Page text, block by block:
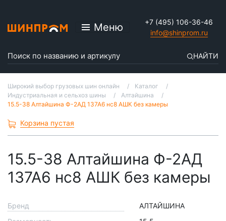
Меню
+7 (495) 106-36-46
info@shinprom.ru
НАЙТИ
Широкий выбор грузовых шин онлайн
Каталог
Индустриальная и сельхоз шины
Алтайшина
15.5-38 Алтайшина Ф-2АД 137А6 нс8 АШК без камеры
Корзина пустая
15.5-38 Алтайшина Ф-2АД
137А6 нс8 АШК без камеры
Бренд
АЛТАЙШИНА